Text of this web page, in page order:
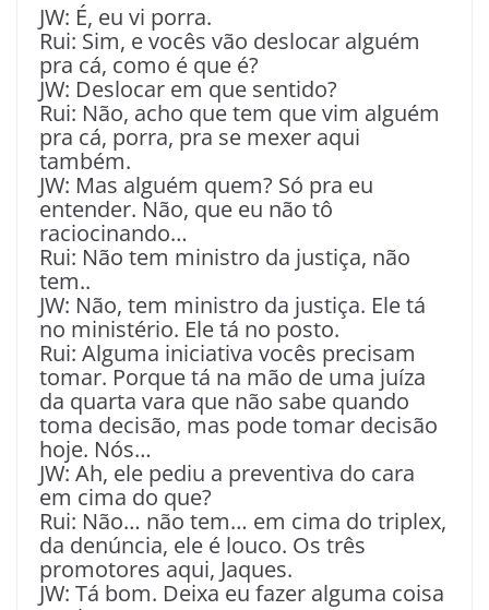
JW: É, eu vi porra.
Rui: Sim, e vocês vão deslocar alguém
pra cá, como é que é?
JW: Deslocar em que sentido?
Rui: Não, acho que tem que vim alguém
pra cá, porra, pra se mexer aqui
também.
JW: Mas alguém quem? Só pra eu
entender. Não, que eu não tô
raciocinando…
Rui: Não tem ministro da justiça, não
tem..
JW: Não, tem ministro da justiça. Ele tá
no ministério. Ele tá no posto.
Rui: Alguma iniciativa vocês precisam
tomar. Porque tá na mão de uma juíza
da quarta vara que não sabe quando
toma decisão, mas pode tomar decisão
hoje. Nós…
JW: Ah, ele pediu a preventiva do cara
em cima do que?
Rui: Não… não tem… em cima do triplex,
da denúncia, ele é louco. Os três
promotores aqui, Jaques.
JW: Tá bom. Deixa eu fazer alguma coisa